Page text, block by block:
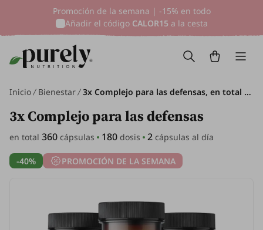
Promoción de la semana | -15% en todo
Añadir el código CALOR15 a la cesta
Inicio Bienestar 3x Complejo para las defensas, en total 360 cápsulas
3x Complejo para las defensas
en total 360 cápsulas 180 dosis 2 cápsulas al día
-40% PROMOCIÓN DE LA SEMANA